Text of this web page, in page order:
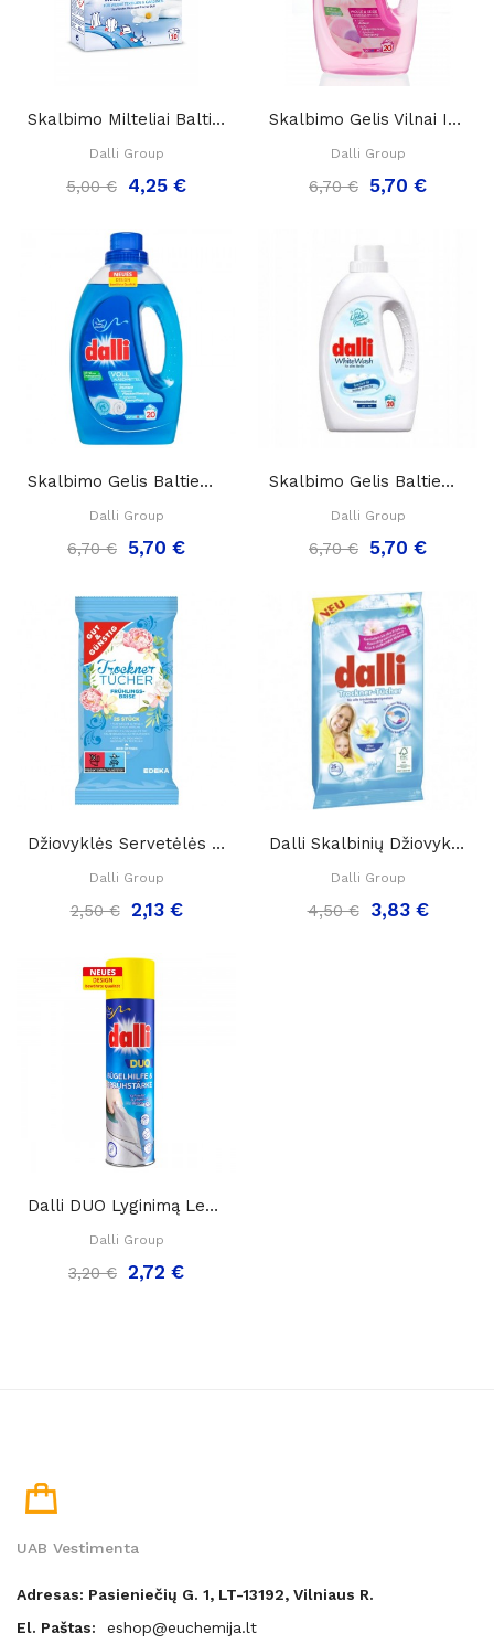
Skalbimo Milteliai Baltiems Audiniams Evidur...
Dalli Group
5,00 € 4,25 €
Skalbimo Gelis Vilnai Ir Šilkui "Dalli Woll And...
Dalli Group
6,70 € 5,70 €
Skalbimo Gelis Baltiems Ir Šviesiems Audiniams,...
Dalli Group
6,70 € 5,70 €
Skalbimo Gelis Baltiems Audiniams " Dalli White...
Dalli Group
6,70 € 5,70 €
Džiovyklės Servetėlės „GUT & Günstig...
Dalli Group
2,50 € 2,13 €
Dalli Skalbinių Džiovyklės Servetėlės, 25 Vnt.
Dalli Group
4,50 € 3,83 €
Dalli DUO Lyginimą Lengvinanti Priemonė Su...
Dalli Group
3,20 € 2,72 €
UAB Vestimenta
Adresas: Pasieniečių G. 1, LT-13192, Vilniaus R.
El. Paštas:
eshop@euchemija.lt